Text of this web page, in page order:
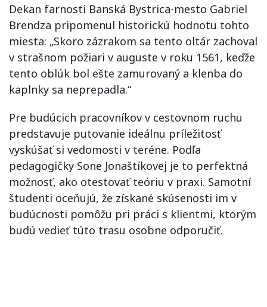
Dekan farnosti Banská Bystrica-mesto Gabriel
Brendza pripomenul historickú hodnotu tohto
miesta: „Skoro zázrakom sa tento oltár zachoval
v strašnom požiari v auguste v roku 1561, keďže
tento oblúk bol ešte zamurovaný a klenba do
kaplnky sa neprepadla.“
Pre budúcich pracovníkov v cestovnom ruchu
predstavuje putovanie ideálnu príležitosť
vyskúšať si vedomosti v teréne. Podľa
pedagogičky Sone Jonaštíkovej je to perfektná
možnosť, ako otestovať teóriu v praxi. Samotní
študenti oceňujú, že získané skúsenosti im v
budúcnosti pomôžu pri práci s klientmi, ktorým
budú vedieť túto trasu osobne odporučiť.